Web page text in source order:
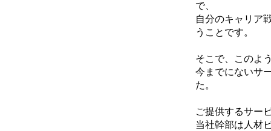
で、
自分のキャリア
うことです。
そこで、このよ
今までにないサ
た。
ご提供するサー
当社幹部は人材